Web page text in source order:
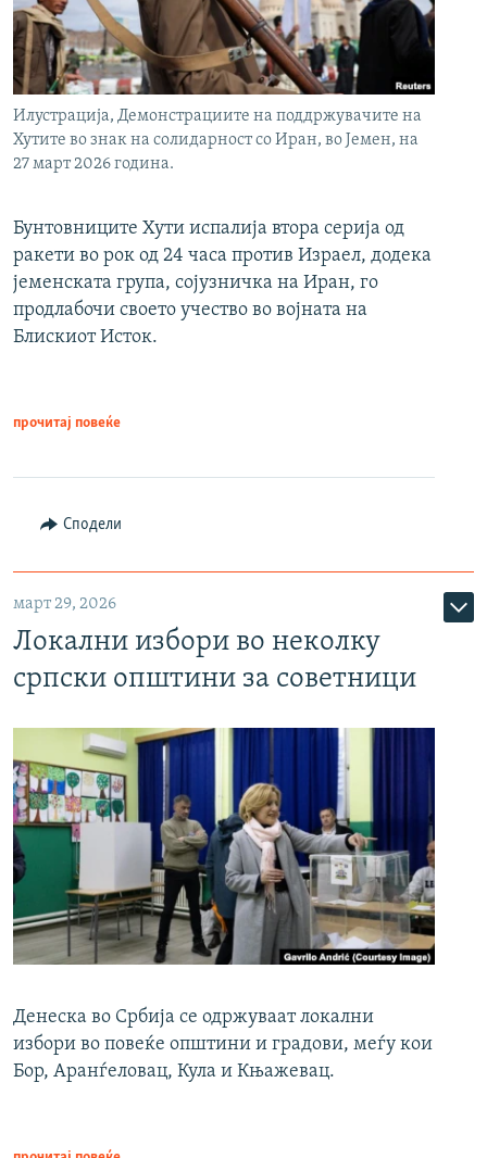
Илустрација, Демонстрациите на поддржувачите на
Хутите во знак на солидарност со Иран, во Јемен, на
27 март 2026 година.
Бунтовниците Хути испалија втора серија од
ракети во рок од 24 часа против Израел, додека
јеменската група, сојузничка на Иран, го
продлабочи своето учество во војната на
Блискиот Исток.
прочитај повеќе
Сподели
март 29, 2026
Локални избори во неколку
српски општини за советници
Денеска во Србија се одржуваат локални
избори во повеќе општини и градови, меѓу кои
Бор, Аранѓеловац, Кула и Књажевац.